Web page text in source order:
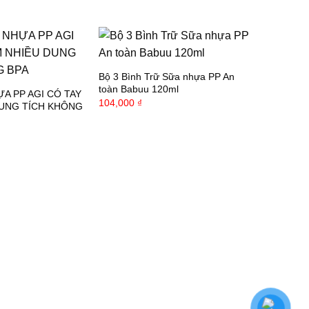
PP AGI CÓ TAY
TÍCH KHÔNG
Bộ 3 Bình Trữ Sữa nhựa PP An
toàn Babuu 120ml
104,000 ₫